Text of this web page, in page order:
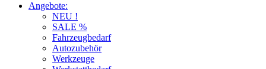
Angebote:
NEU !
SALE %
Fahrzeugbedarf
Autozubehör
Werkzeuge